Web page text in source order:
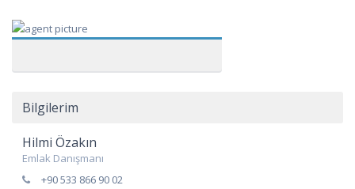
Bilgilerim
Hilmi Özakın
Emlak Danışmanı
+90 533 866 90 02